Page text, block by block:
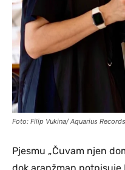
Foto: Filip Vukina/ Aquarius Records
Pjesmu „Čuvam njen